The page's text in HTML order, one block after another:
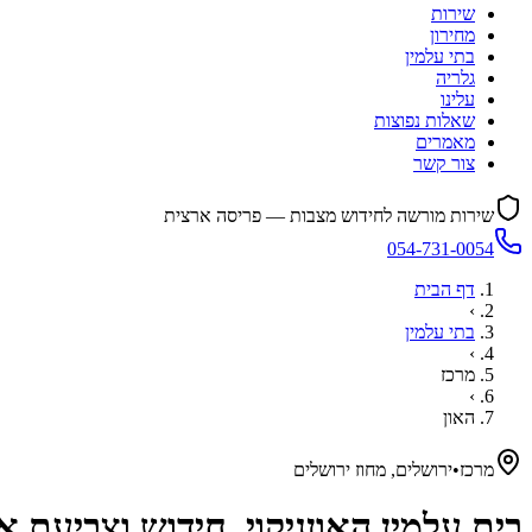
שירות
מחירון
בתי עלמין
גלריה
עלינו
שאלות נפוצות
מאמרים
צור קשר
שירות מורשה לחידוש מצבות — פריסה ארצית
054-731-0054
דף הבית
›
בתי עלמין
›
מרכז
›
האון
מרכז•ירושלים, מחוז ירושלים